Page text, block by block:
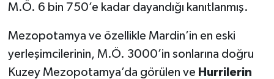
M.Ö. 6 bin 750’e kadar dayandığı kanıtlanmış.
Mezopotamya ve özellikle Mardin’in en eski
yerleşimcilerinin, M.Ö. 3000’in sonlarına doğru
Kuzey Mezopotamya’da görülen ve Hurrilerin